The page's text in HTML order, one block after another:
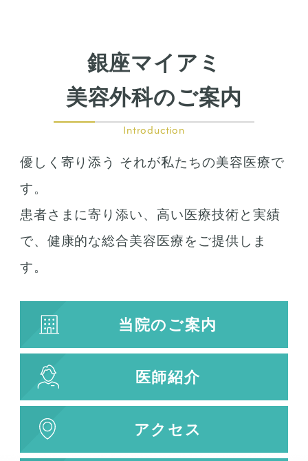
銀座マイアミ
美容外科のご案内
Introduction
優しく寄り添う それが私たちの美容医療で
す。
患者さまに寄り添い、高い医療技術と実績
で、健康的な総合美容医療をご提供しま
す。
当院のご案内
医師紹介
アクセス